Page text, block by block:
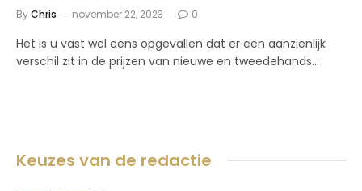
ByChris november 22, 2023 0
Het is u vast wel eens opgevallen dat er een aanzienlijk
verschil zit in de prijzen van nieuwe en tweedehands…
Keuzes van de redactie